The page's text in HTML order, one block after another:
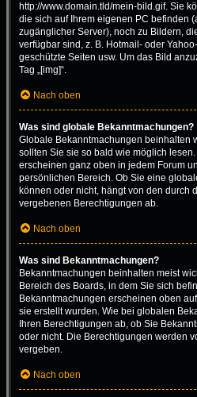
http://www.domain.tld/mein-bild.gif. Sie
die sich auf Ihrem eigenen PC befinden
zugänglicher Server), noch zu Bildern,
verfügbar sind, z. B. Hotmail- oder
geschützte Seiten usw. Um das Bild
Tag „[img]“.
Nach oben
Was sind globale Bekanntmachungen?
Globale Bekanntmachungen beinhalten
sollten Sie sie so bald wie möglich
erscheinen ganz oben in jedem Forum
persönlichen Bereich. Ob Sie eine
können oder nicht, hängt von den durch
vergebenen Berechtigungen ab.
Nach oben
Was sind Bekanntmachungen?
Bekanntmachungen beinhalten meist
Bereich des Boards, in dem Sie sich
Bekanntmachungen erscheinen oben
sie erstellt wurden. Wie bei globalen
Ihren Berechtigungen ab, ob Sie
oder nicht. Die Berechtigungen werden
vergeben.
Nach oben